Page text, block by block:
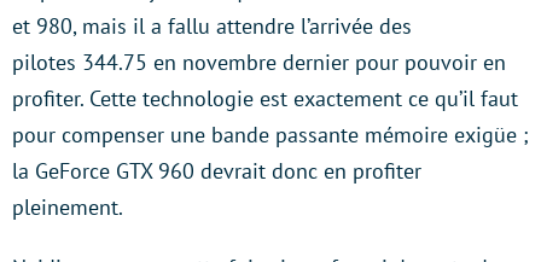
et 980, mais il a fallu attendre l’arrivée des
pilotes 344.75 en novembre dernier pour pouvoir en
profiter. Cette technologie est exactement ce qu’il faut
pour compenser une bande passante mémoire exigüe ;
la GeForce GTX 960 devrait donc en profiter
pleinement.